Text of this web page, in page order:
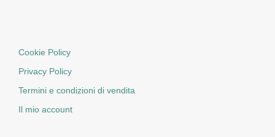
Cookie Policy
Privacy Policy
Termini e condizioni di vendita
Il mio account